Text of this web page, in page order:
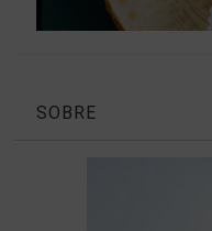
SOBRE